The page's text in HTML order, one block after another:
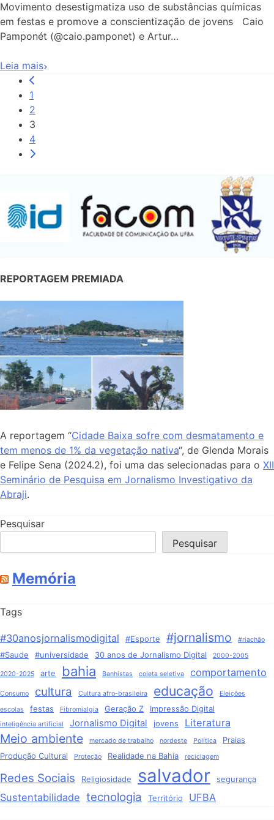
Movimento desestigmatiza uso de substâncias químicas
em festas e promove a conscientização de jovens Caio
Pamponét (@caio.pamponet) e Artur…
Leia mais
1
2
3
4
REPORTAGEM PREMIADA
A reportagem “Cidade Baixa sofre com desmatamento e
tem menos de 1% da vegetação nativa“, de Glenda Morais
e Felipe Sena (2024.2), foi uma das selecionadas para o XII
Seminário de Pesquisa em Jornalismo Investigativo da
Abraji.
Pesquisar
Pesquisar
Memória
Tags
#30anosjornalismodigital #Esporte #jornalismo #riachão
#Saude #universidade 30 anos de Jornalismo Digital 2000-2005
2020-2025 arte bahia Banhistas coleta seletiva comportamento
Consumo cultura Cultura afro-brasileira educação
Eleições
escolas
festas Fibromialgia Geração Z Impressão Digital
inteligência artificial Jornalismo Digital jovens Literatura
Meio ambiente mercado de trabalho nordeste Política
Praias
Produção Cultural
Proteção Realidade na Bahia reciclagem
Redes Sociais Religiosidade salvador segurança
Sustentabilidade tecnologia Território UFBA